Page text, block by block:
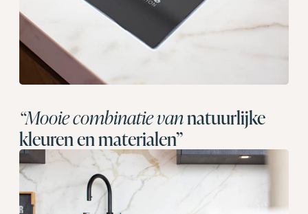
“Mooie combinatie vannatuurlijke
kleuren en materialen”